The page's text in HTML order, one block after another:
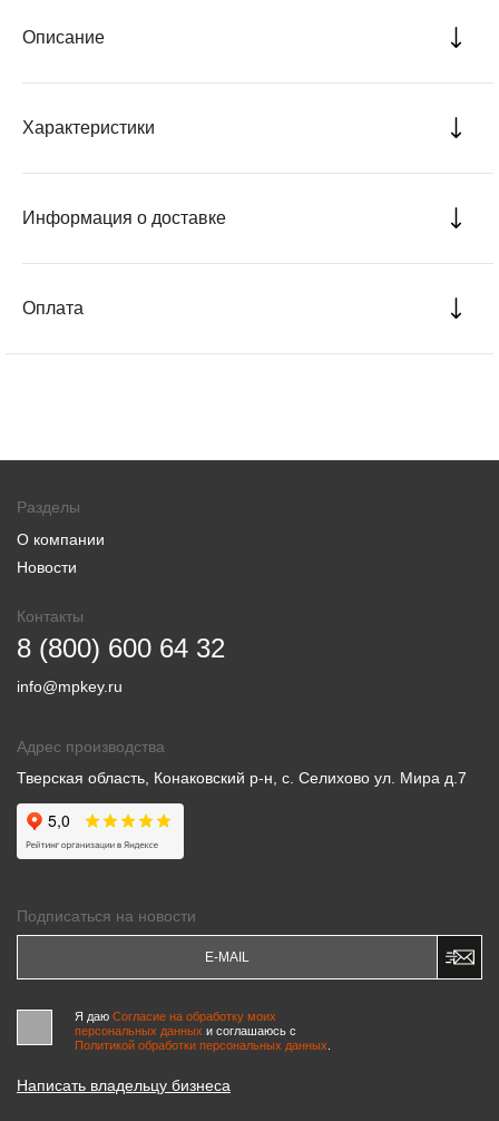
Описание
Характеристики
Информация о доставке
Оплата
Разделы
О компании
Новости
Контакты
8 (800) 600 64 32
info@mpkey.ru
Адрес производства
Тверская область, Конаковский р-н, с. Селихово ул. Мира д.7
Подписаться на новости
Я даю Согласие на обработку моих
персональных данных и соглашаюсь c
Политикой обработки персональных данных
Написать владельцу бизнеса